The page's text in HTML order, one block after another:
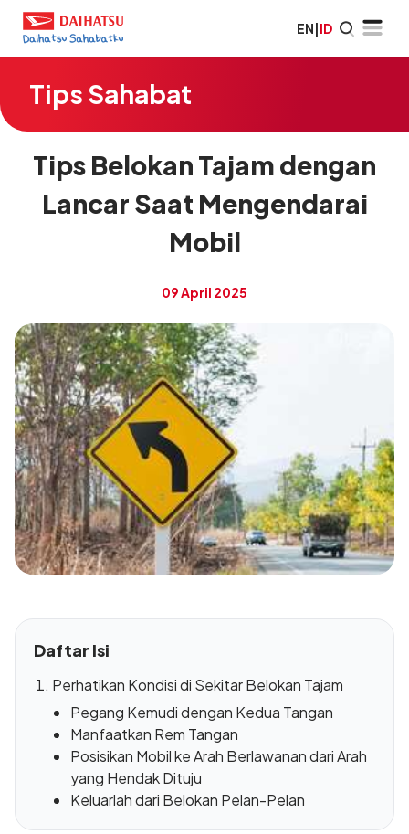
EN|ID
Tips Sahabat
Tips Belokan Tajam dengan
Lancar Saat Mengendarai
Mobil
09 April 2025
Daftar Isi
Perhatikan Kondisi di Sekitar Belokan Tajam
Pegang Kemudi dengan Kedua Tangan
Manfaatkan Rem Tangan
Posisikan Mobil ke Arah Berlawanan dari Arah
yang Hendak Dituju
Keluarlah dari Belokan Pelan-Pelan